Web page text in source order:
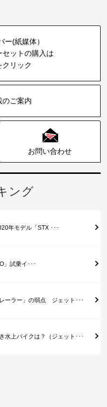
ー(紙媒体）
ットの購入は
クリック
のご案内
お問い合わせ
ング
年モデル「STX ･･･
」試乗イ･･･
ーラー」の弱点 ジェット･･･
水上バイクは？（ジェット･･･